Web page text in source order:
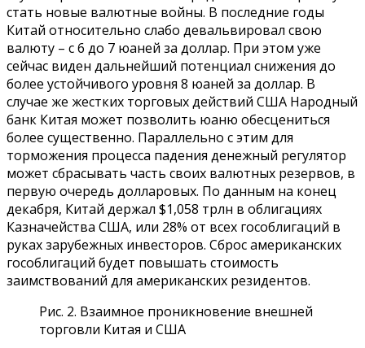
стать новые валютные войны. В последние годы
Китай относительно слабо девальвировал свою
валюту – с 6 до 7 юаней за доллар. При этом уже
сейчас виден дальнейший потенциал снижения до
более устойчивого уровня 8 юаней за доллар. В
случае же жестких торговых действий США Народный
банк Китая может позволить юаню обесцениться
более существенно. Параллельно с этим для
торможения процесса падения денежный регулятор
может сбрасывать часть своих валютных резервов, в
первую очередь долларовых. По данным на конец
декабря, Китай держал $1,058 трлн в облигациях
Казначейства США, или 28% от всех гособлигаций в
руках зарубежных инвесторов. Сброс американских
гособлигаций будет повышать стоимость
заимствований для американских резидентов.
Рис. 2. Взаимное проникновение внешней
торговли Китая и США